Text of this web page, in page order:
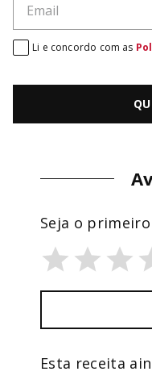
Li e concordo com as
Esta receita
Seja o